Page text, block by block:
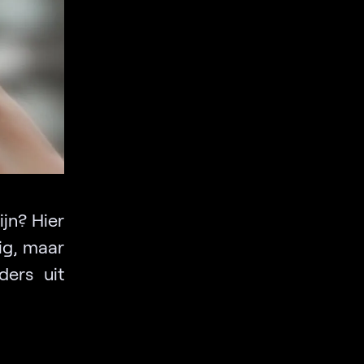
Hier
maar
uit